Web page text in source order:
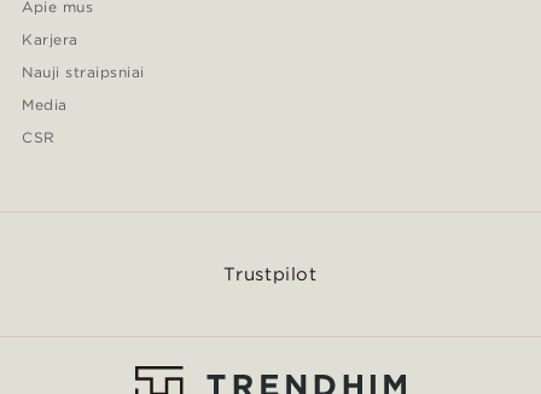
Apie mus
Karjera
Nauji straipsniai
Media
CSR
Trustpilot